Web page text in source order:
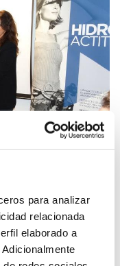
para analizar
relacionada
elaborado a
de Hidrogea que
2017,
a lo
ascienden a